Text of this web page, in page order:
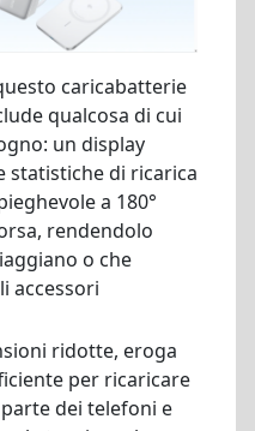
caricabatterie
qualcosa di cui
un display
statistiche di ricarica
a 180°
rendendolo
o che
accessori
ridotte, eroga
per ricaricare
dei telefoni e